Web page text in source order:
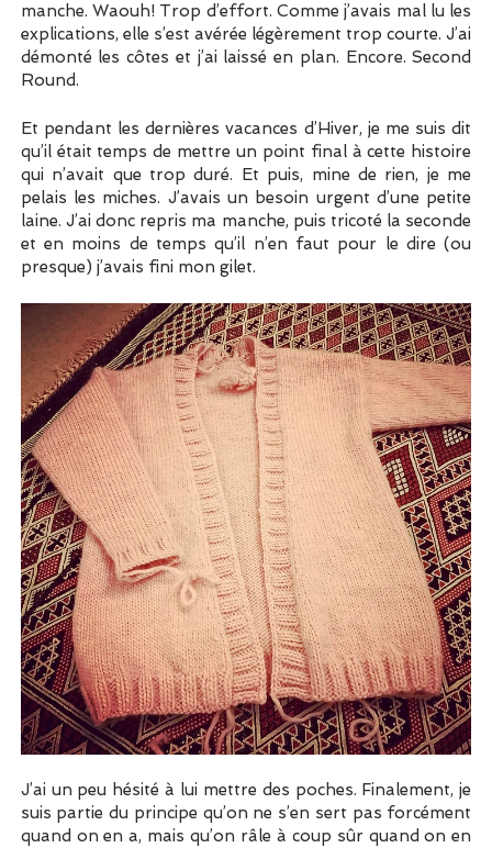
manche. Waouh! Trop d’effort. Comme j’avais mal lu les
explications, elle s’est avérée légèrement trop courte. J’ai
démonté les côtes et j’ai laissé en plan. Encore. Second
Round.
Et pendant les dernières vacances d’Hiver, je me suis dit
qu’il était temps de mettre un point final à cette histoire
qui n’avait que trop duré. Et puis, mine de rien, je me
pelais les miches. J’avais un besoin urgent d’une petite
laine. J’ai donc repris ma manche, puis tricoté la seconde
et en moins de temps qu’il n’en faut pour le dire (ou
presque) j’avais fini mon gilet.
J’ai un peu hésité à lui mettre des poches. Finalement, je
suis partie du principe qu’on ne s’en sert pas forcément
quand on en a, mais qu’on râle à coup sûr quand on en